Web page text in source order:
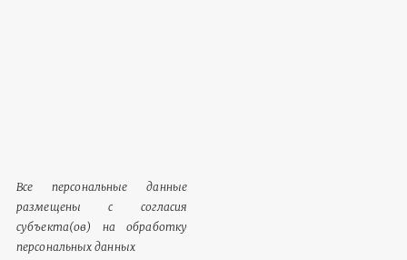
Все персональные данные
размещены с согласия
субъекта(ов) на обработку
персональных данных